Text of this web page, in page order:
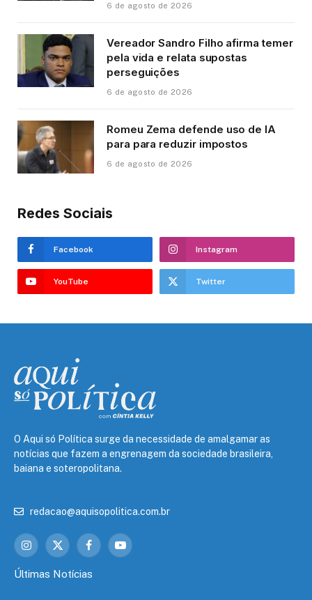
6 de agosto de 2026
Vereador Sandro Filho afirma temer
pela vida e relata supostas
perseguições
6 de agosto de 2026
Romeu Zema defende uso de IA
para para reduzir impostos
6 de agosto de 2026
Redes Sociais
Facebook Instagram
YouTube Twitter
O Aqui só Política surge da necessidade de amalgamar as
notícias que fazem a engrenagem da sociedade brasileira,
baiana e soteropolitana.
redacao@aquisopolitica.com.br
Instagram
X
FacebookYouTube
Últimas Notícias